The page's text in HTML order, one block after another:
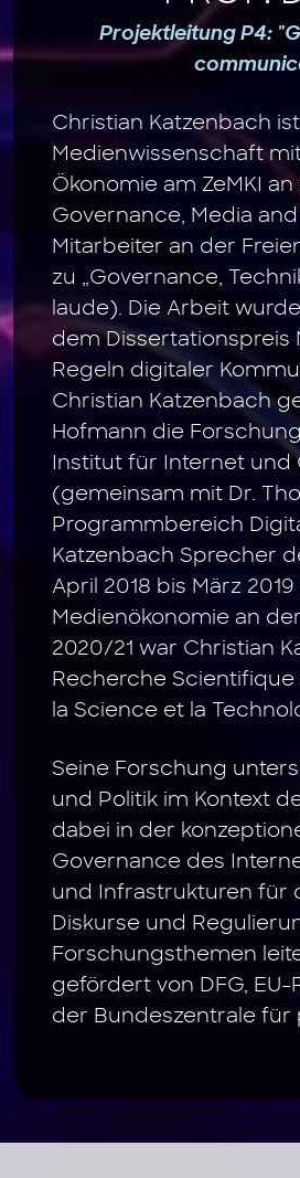
Projektleitung P4:
Christian Katzenbach
Medienwissenschaft
Ökonomie am ZeMKI
Governance, Media
Mitarbeiter an der
zu „Governance,
laude). Die Arbeit
dem Dissertationspreis
Regeln digitaler
Christian Katzenbach
Hofmann die
Institut für Internet und
(gemeinsam mit Dr.
Programmbereich
Katzenbach Sprecher
April 2018 bis März
Medienökonomie an
2020/21 war Christian
Recherche
la Science et la
Seine Forschung
und Politik im Kontext
dabei in der
Governance des
und Infrastrukturen für
Diskurse und
Forschungsthemen
gefördert von DFG,
der Bundeszentrale für